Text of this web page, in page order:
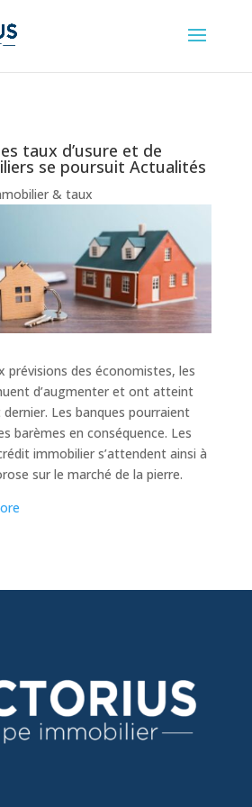
taux d’usure et de
se poursuit Actualités
& taux
prévisions des économistes, les
d’augmenter et ont atteint
Les banques pourraient
barèmes en conséquence. Les
immobilier s’attendent ainsi à
sur le marché de la pierre.